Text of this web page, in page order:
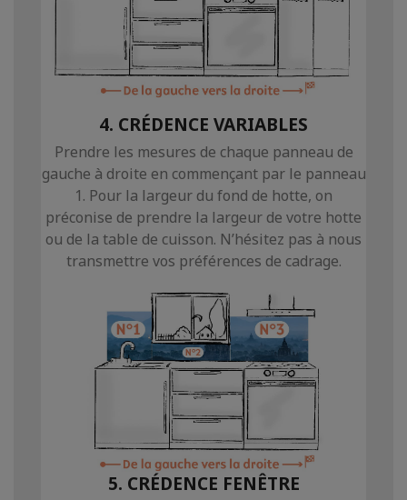
4. CRÉDENCE VARIABLES
Prendre les mesures de chaque panneau de
gauche à droite en commençant par le panneau
1. Pour la largeur du fond de hotte, on
préconise de prendre la largeur de votre hotte
ou de la table de cuisson. N’hésitez pas à nous
transmettre vos préférences de cadrage.
5. CRÉDENCE FENÊTRE